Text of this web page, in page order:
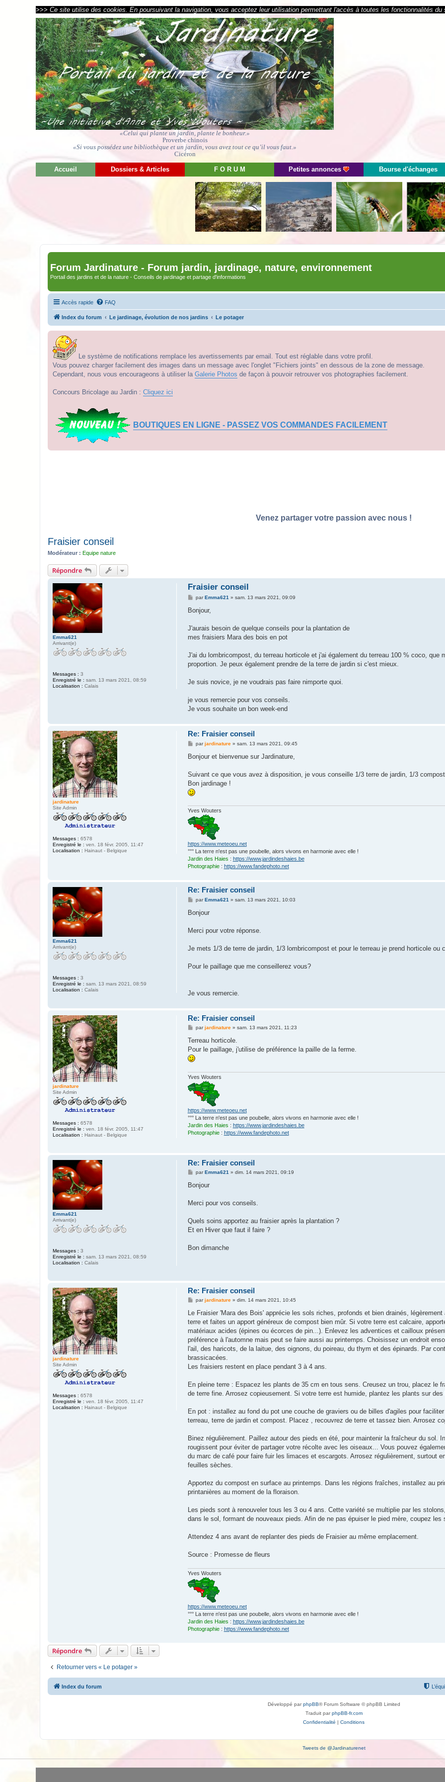
>>> Ce site utilise des cookies. En poursuivant la navigation, vous acceptez leur utilisation permettant l'accès à toutes les fonctionnalités du
«Celui qui plante un jardin, plante le bonheur.»
Proverbe chinois
«Si vous possédez une bibliothèque et un jardin, vous avez tout ce qu’il vous faut.»
Cicéron
Accueil Dossiers & Articles F O R U M Petites annonces Bourse d'échanges
Forum Jardinature - Forum jardin, jardinage, nature, environnement
Portail des jardins et de la nature - Conseils de jardinage et partage d'informations
Accès rapide FAQ
Index du forum Le jardinage, évolution de nos jardins Le potager
Le système de notifications remplace les avertissements par email. Tout est réglable dans votre profil.
Vous pouvez charger facilement des images dans un message avec l'onglet "Fichiers joints" en dessous de la zone de message.
Cependant, nous vous encourageons à utiliser la Galerie Photos de façon à pouvoir retrouver vos photographies facilement.
Concours Bricolage au Jardin : Cliquez ici
BOUTIQUES EN LIGNE - PASSEZ VOS COMMANDES FACILEMENT
Venez partager votre passion avec nous !
Fraisier conseil
Modérateur : Equipe nature
Répondre
Emma621
Arrivant(e)
Messages : 3
Enregistré le : sam. 13 mars 2021, 08:59
Localisation : Calais
Fraisier conseil
M
s
g
parEmma621 » sam. 13 mars 2021, 09:09
Bonjour,
J'aurais besoin de quelque conseils pour la plantation de
mes fraisiers Mara des bois en pot
J'ai du lombricompost, du terreau horticole et j'ai également du terreau 100 % coco,
proportion. Je peux également prendre de la terre de jardin si c'est mieux.
Je suis novice, je ne voudrais pas faire nimporte quoi.
je vous remercie pour vos conseils.
Je vous souhaite un bon week-end
jardinature
Site Admin
Messages : 6578
Enregistré le : ven. 18 févr. 2005, 11:47
Localisation : Hainaut - Belgique
Re: Fraisier conseil
M
s
g
parjardinature» sam. 13 mars 2021, 09:45
Bonjour et bienvenue sur Jardinature,
Suivant ce que vous avez à disposition, je vous conseille 1/3 terre de jardin, 1/3
Bon jardinage !
Yves Wouters
https://www.meteoeu.net
°°° La terre n'est pas une poubelle, alors vivons en harmonie avec elle !
Jardin des Haies : https://www.jardindeshaies.be
Photographie: https://www.fandephoto.net
Emma621
Arrivant(e)
Messages : 3
Enregistré le : sam. 13 mars 2021, 08:59
Localisation : Calais
Re: Fraisier conseil
M
s
g
parEmma621 » sam. 13 mars 2021, 10:03
Bonjour
Merci pour votre réponse.
Je mets 1/3 de terre de jardin, 1/3 lombricompost et pour le terreau je prend horticole ou
Pour le paillage que me conseillerez vous?
Je vous remercie.
jardinature
Site Admin
Messages : 6578
Enregistré le : ven. 18 févr. 2005, 11:47
Localisation : Hainaut - Belgique
Re: Fraisier conseil
M
s
a
g
e
parjardinature» sam. 13 mars 2021, 11:23
Terreau horticole.
Pour le paillage, j'utilise de préférence la paille de la ferme.
Yves Wouters
https://www.meteoeu.net
°°° La terre n'est pas une poubelle, alors vivons en harmonie avec elle !
Jardin des Haies : https://www.jardindeshaies.be
Photographie: https://www.fandephoto.net
Emma621
Arrivant(e)
Messages : 3
Enregistré le : sam. 13 mars 2021, 08:59
Localisation : Calais
Re: Fraisier conseil
M
s
g
parEmma621» dim. 14 mars 2021, 09:19
Bonjour
Merci pour vos conseils.
Quels soins apportez au fraisier après la plantation ?
Et en Hiver que faut il faire ?
Bon dimanche
jardinature
Site Admin
Messages : 6578
Enregistré le : ven. 18 févr. 2005, 11:47
Localisation : Hainaut - Belgique
Re: Fraisier conseil
M
s
a
g
parjardinature» dim. 14 mars 2021, 10:45
Le Fraisier 'Mara des Bois' apprécie les sols riches, profonds et bien drainés,
terre et faites un apport généreux de compost bien mûr. Si votre terre est calcaire,
matériaux acides (épines ou écorces de pin...). Enlevez les adventices et cailloux
préférence à l'automne mais peut se faire aussi au printemps. Choisissez un endroit
l'ail, des haricots, de la laitue, des oignons, du poireau, du thym et des épinards. Par
brassicacées.
Les fraisiers restent en place pendant 3 à 4 ans.
En pleine terre : Espacez les plants de 35 cm en tous sens. Creusez un trou, placez le
de terre fine. Arrosez copieusement. Si votre terre est humide, plantez les plants sur
En pot : installez au fond du pot une couche de graviers ou de billes d'agiles pour
terreau, terre de jardin et compost. Placez , recouvrez de terre et tassez bien. Arrosez
Binez régulièrement. Paillez autour des pieds en été, pour maintenir la fraîcheur du sol.
rougissent pour éviter de partager votre récolte avec les oiseaux... Vous pouvez
du marc de café pour faire fuir les limaces et escargots. Arrosez régulièrement, surtout
feuilles sèches.
Apportez du compost en surface au printemps. Dans les régions fraîches, installez au
printanières au moment de la floraison.
Les pieds sont à renouveler tous les 3 ou 4 ans. Cette variété se multiplie par les
dans le sol, formant de nouveaux pieds. Afin de ne pas épuiser le pied mère, coupez
Attendez 4 ans avant de replanter des pieds de Fraisier au même emplacement.
Source : Promesse de fleurs
Yves Wouters
https://www.meteoeu.net
°°° La terre n'est pas une poubelle, alors vivons en harmonie avec elle !
Jardin des Haies : https://www.jardindeshaies.be
Photographie: https://www.fandephoto.net
Répondre
Retourner vers « Le potager »
Index du forum
Développé parphpBB® Forum Software © phpBB Limited
Traduit parphpBB-fr.com
Confidentialité | Conditions
Tweets de @Jardinaturenet